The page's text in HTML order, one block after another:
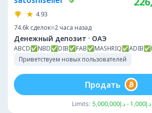
4.93
74.6k сделок 2 часа назад
Денежный депозит · ОАЭ
Приветствуем новых пользователей
Limits: د.إ1,000 - د.إ5,000,000
Продать